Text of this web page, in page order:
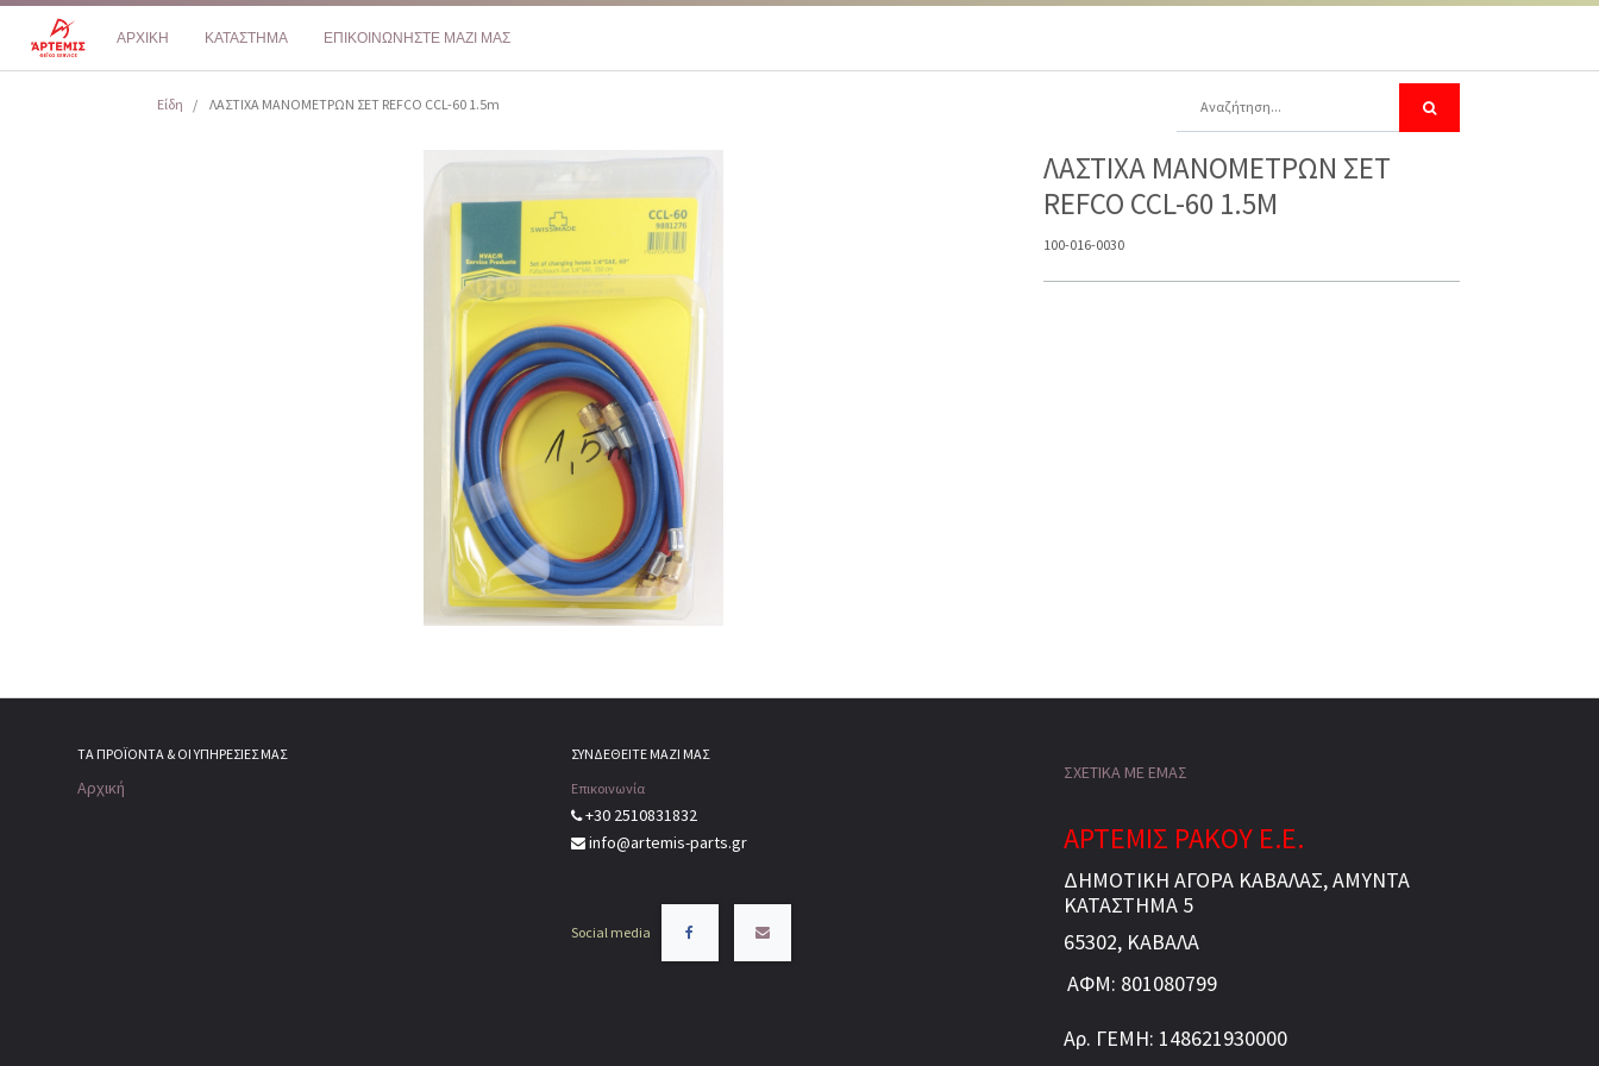
ΑΡΧΙΚΗ ΚΑΤΑΣΤΗΜΑ ΕΠΙΚΟΙΝΩΝΗΣΤΕ ΜΑΖΙ ΜΑΣ
Είδη ΛΑΣΤΙΧΑ ΜΑΝΟΜΕΤΡΩΝ ΣΕΤ REFCO CCL-60 1.5m
ΛΑΣΤΙΧΑ ΜΑΝΟΜΕΤΡΩΝ ΣΕΤ
REFCO CCL-60 1.5M
100-016-0030
ΤΑ ΠΡΟΪΌΝΤΑ & ΟΙ ΥΠΗΡΕΣΊΕΣ ΜΑΣ
Αρχική
ΣΥΝΔΕΘΕΙΤΕ ΜΑΖΙ ΜΑΣ
Επικοινωνία
+30 2510831832
info@artemis-parts.gr
Social media
ΣΧΕΤΙΚΑ ΜΕ ΕΜΑΣ
ΑΡΤΕΜΙΣ ΡΑΚΟΥ Ε.Ε.
ΔΗΜΟΤΙΚΗ ΑΓΟΡΑ ΚΑΒΑΛΑΣ, ΑΜΥΝΤΑ
ΚΑΤΑΣΤΗΜΑ 5
65302, ΚΑΒΑΛΑ
ΑΦΜ: 801080799
Αρ. ΓΕΜΗ: 148621930000